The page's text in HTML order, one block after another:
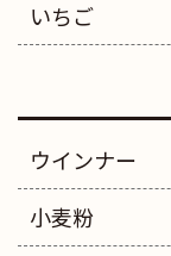
いちご
ウインナー
小麦粉